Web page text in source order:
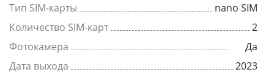
Тип SIM-карты
nano SIM
Количество SIM-карт
2
Фотокамера
Да
Дата выхода
2023